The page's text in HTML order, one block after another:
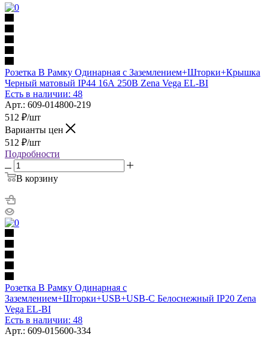
Розетка В Рамку Одинарная с Заземлением+Шторки+Крышка
Черный матовый IP44 16А 250В Zena Vega EL-BI
Есть в наличии: 48
Арт.: 609-014800-219
512 ₽/шт
Варианты цен
512 ₽/шт
Подробности
В корзину
Розетка В Рамку Одинарная с
Заземлением+Шторки+USB+USB-C Белоснежный IP20 Zena
Vega EL-BI
Есть в наличии: 48
Арт.: 609-015600-334